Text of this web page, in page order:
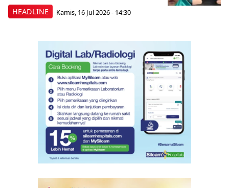
HEADLINE Kamis, 16 Jul 2026 - 14:30